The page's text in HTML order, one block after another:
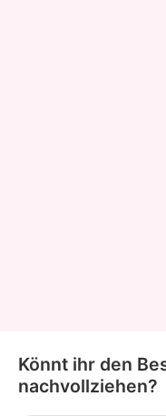
Könnt ihr den
nachvollziehen?